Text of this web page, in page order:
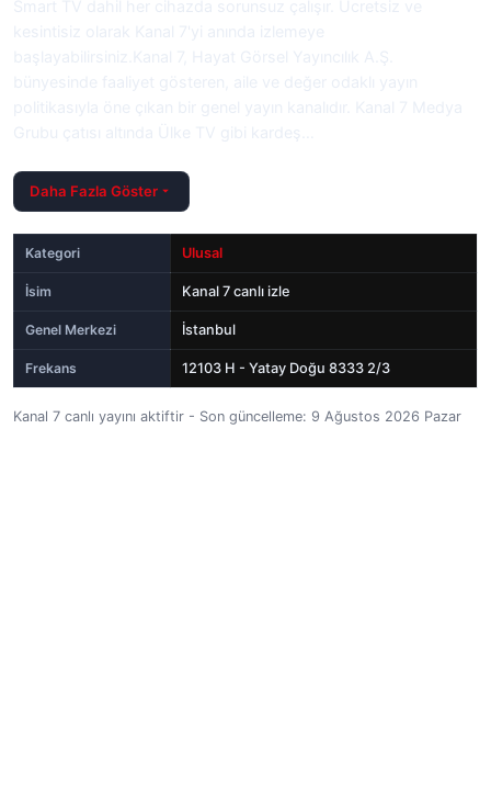
Daha Fazla Göster
Kategori Ulusal
İsim Kanal 7 canlı izle
Genel Merkezi İstanbul
Frekans 12103 H - Yatay Doğu 8333 2/3
Kanal 7 canlı yayını aktiftir - Son güncelleme: 9 Ağustos 2026 Pazar